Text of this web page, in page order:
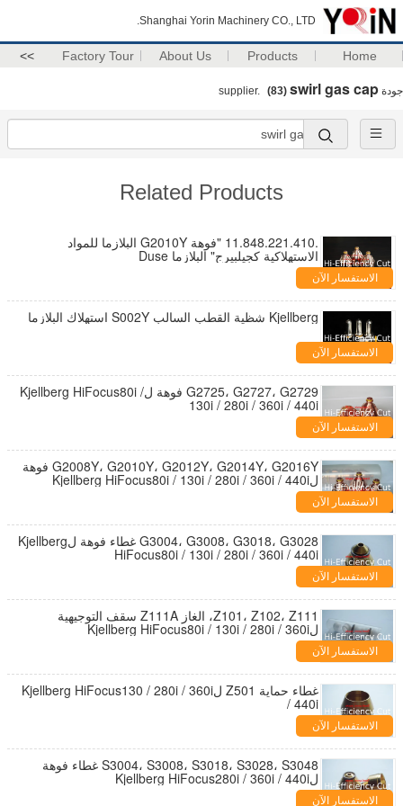
Shanghai Yorin Machinery CO., LTD.
Home
Products
About Us
Factory Tour
>>
جودة swirl gas cap
(83)
Related Products
.11.848.221.410 "فوهة G2010Y البلازما للمواد
الاستهلاكية كجيلبيرج" البلازما Duse
الاستفسار الآن
Kjellberg شظية القطب السالب S002Y استهلاك البلازما
الاستفسار الآن
G2725، G2727، G2729 فوهة لKjellberg HiFocus80i /
130i / 280i / 360i / 440i
الاستفسار الآن
G2008Y، G2010Y، G2012Y، G2014Y، G2016Y فوهة
لKjellberg HiFocus80i / 130i / 280i / 360i / 440i
الاستفسار الآن
G3004، G3008، G3018، G3028 غطاء فوهة لKjellberg
HiFocus80i / 130i / 280i / 360i / 440i
الاستفسار الآن
Z101، Z102، Z111، الغاز Z111A سقف التوجيهية
لKjellberg HiFocus80i / 130i / 280i / 360i
الاستفسار الآن
غطاء حماية Z501 لKjellberg HiFocus130 / 280i / 360i
/ 440i
الاستفسار الآن
S3004، S3008، S3018، S3028، S3048 غطاء فوهة
لKjellberg HiFocus280i / 360i / 440i
الاستفسار الآن